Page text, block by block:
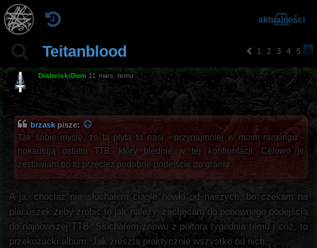
Teitanblood
o
z
e
d
a
1 2 3 4 5 6
aktualności
DiabelskiDom 11 mies. temu
brzask pisze:
Tak sobie myślę, że tą płytą to nasi - przynajmniej w moim rankingu -
nokautują ostatni TTB, który blednie w tej konfrontacji. Celowo je
zestawiam bo to przecież podobne podejście do grania.
A ja, chociaż nie słuchałem ciągle nówki od naszych, bo czekam na
placuszek żeby zrobić to jak należy, zachęcam do ponownego podejścia
do najnowszej TTB. Słuchałem znowu z półtora tygodnia temu i cóż, to
przekozacki album. Jak zresztą praktycznie wszystko od nich.